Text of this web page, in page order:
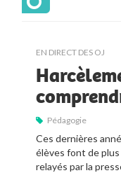
EN DIRECT DES OJ
Pédagogie
Ces dernières
élèves font de plus
relayés par la